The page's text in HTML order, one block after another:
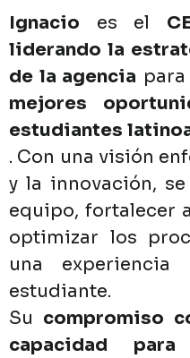
Ignacio es el
liderando la
de la agencia para
mejores
estudiantes
. Con una visión
y la innovación, se
equipo, fortalecer
optimizar los
una
experiencia
estudiante.
Su compromiso
capacidad
para